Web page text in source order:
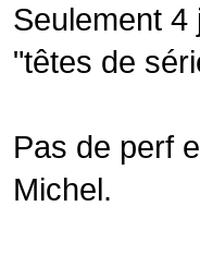
Seulement
"têtes de
Pas de perf
Michel.